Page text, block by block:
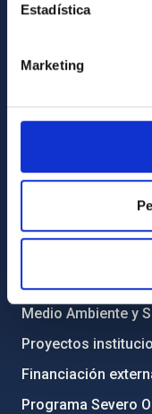
Estadística
Marketing
Directorio de
Registro general
INFORMACIÓN
Forever IAC
Medio Ambiente y
Proyectos
Financiación
Programa Severo